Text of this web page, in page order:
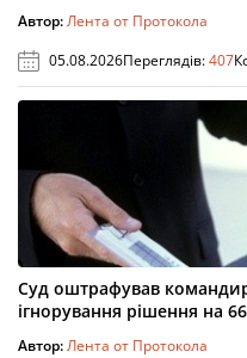
Автор:Лента от Протокола
05.08.2026Переглядів:407
Суд оштрафував
ігнорування рішення на
Автор:Лента от Протокола